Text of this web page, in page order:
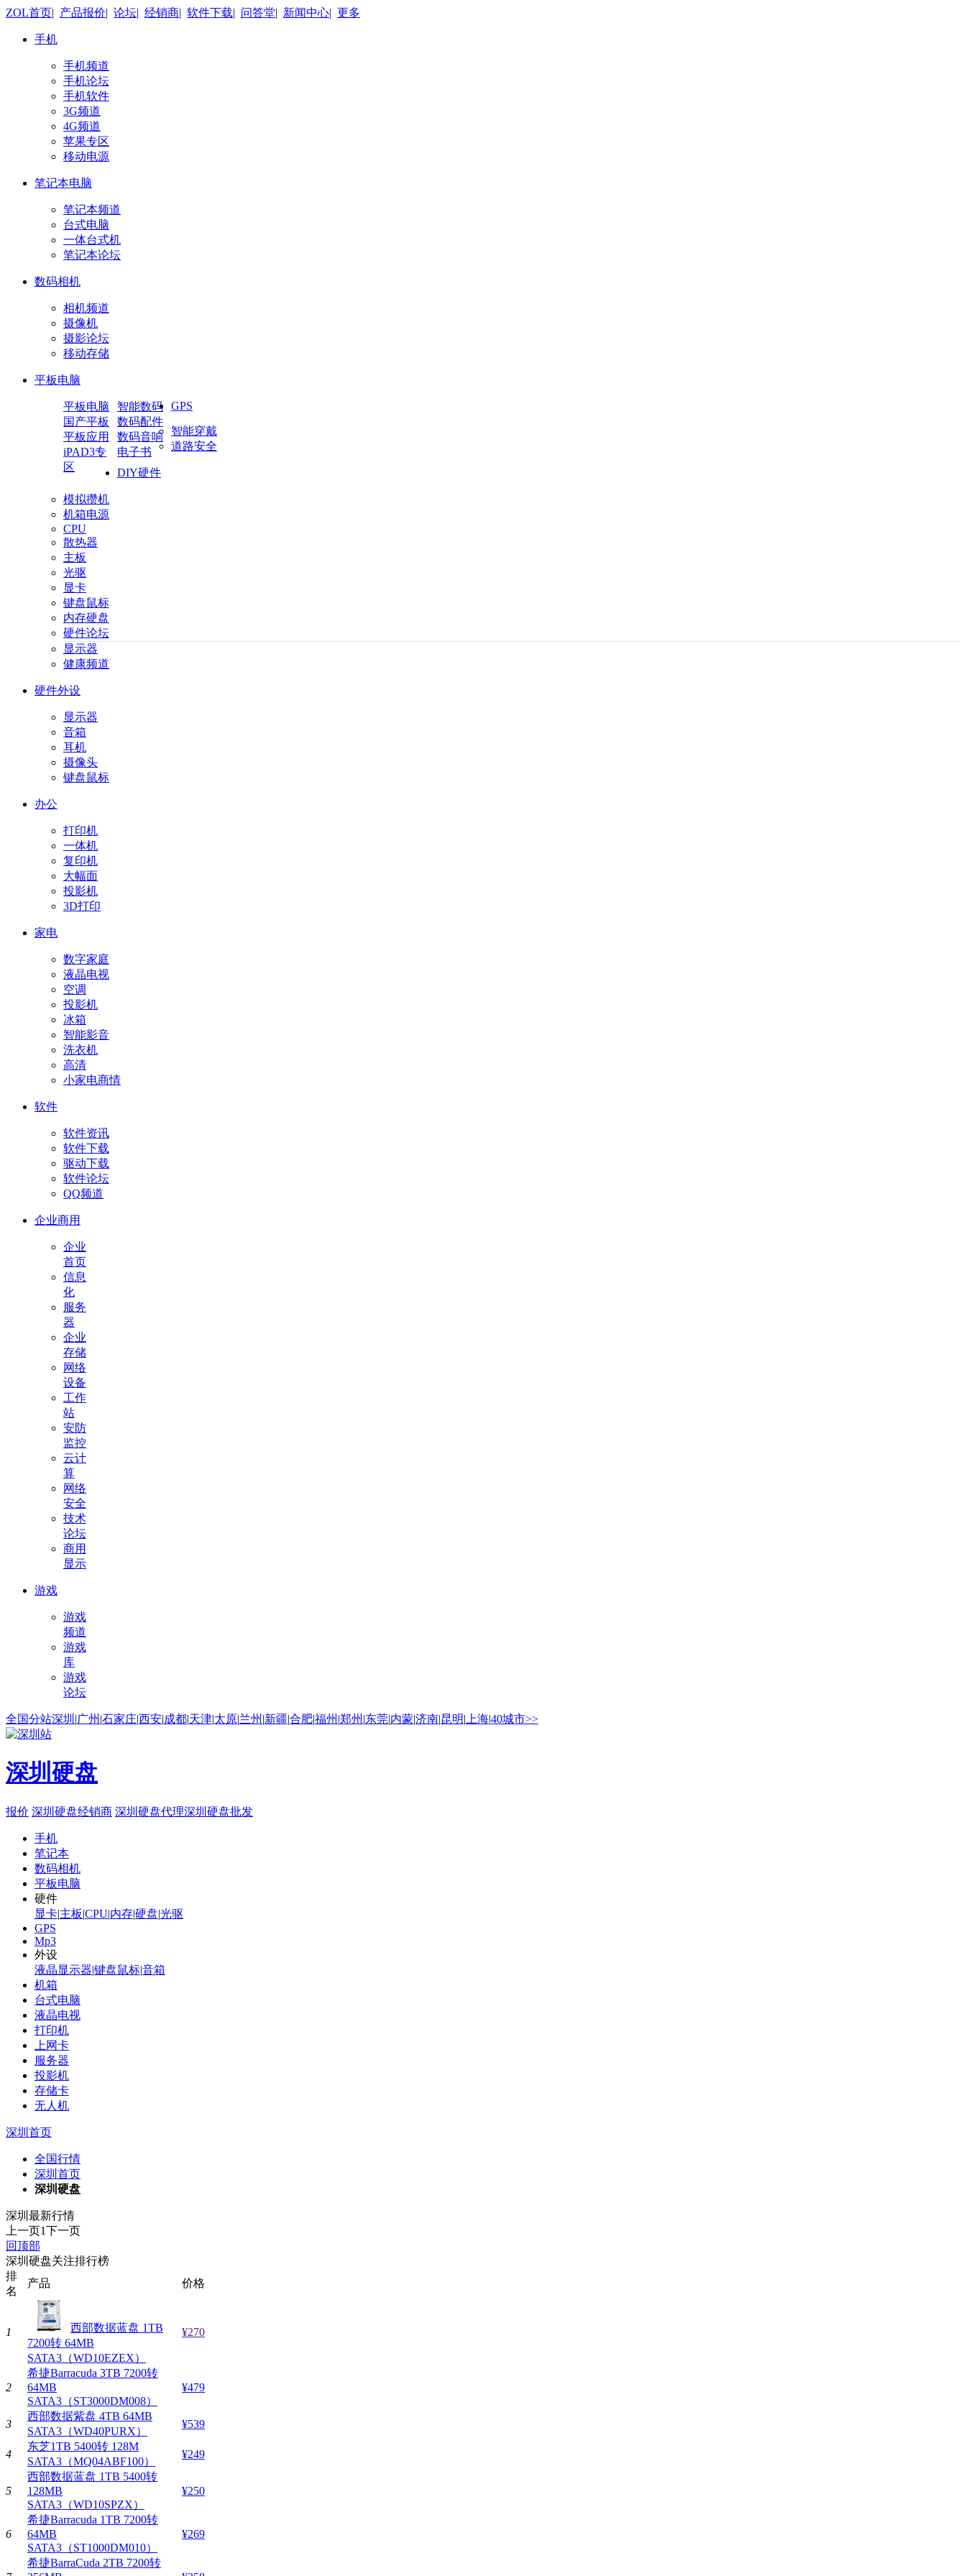
ZOL首页| 产品报价| 论坛| 经销商| 软件下载| 问答堂| 新闻中心| 更多
手机
手机频道
手机论坛
手机软件
3G频道
4G频道
苹果专区
移动电源
笔记本电脑
笔记本频道
台式电脑
一体台式机
笔记本论坛
数码相机
相机频道
摄像机
摄影论坛
移动存储
平板电脑
平板电脑
智能数码
国产平板
数码配件
平板应用
数码音响
iPAD3专
区
电子书
GPS
智能穿戴
道路安全
DIY硬件
模拟攒机
机箱电源
CPU
散热器
主板
光驱
显卡
键盘鼠标
内存硬盘
硬件论坛
显示器
健康频道
硬件外设
显示器
音箱
耳机
摄像头
键盘鼠标
办公
打印机
一体机
复印机
大幅面
投影机
3D打印
家电
数字家庭
液晶电视
空调
投影机
冰箱
智能影音
洗衣机
高清
小家电商情
软件
软件资讯
软件下载
驱动下载
软件论坛
QQ频道
企业商用
企业
首页
信息
化
服务
器
企业
存储
网络
设备
工作
站
安防
监控
云计
算
网络
安全
技术
论坛
商用
显示
游戏
游戏
频道
游戏
库
游戏
论坛
全国分站深圳 |广州 |石家庄|西安|成都|天津|太原|兰州 |新疆|合肥|福州 |郑州 |东莞|内蒙|济南|昆明| 上海|40城市>>
深圳硬盘
报价 深圳硬盘经销商 深圳硬盘代理深圳硬盘批发
手机
笔记本
数码相机
平板电脑
硬件
显卡|主板|CPU|内存|硬盘|光驱
GPS
Mp3
外设
液晶显示器|键盘鼠标|音箱
机箱
台式电脑
液晶电视
打印机
上网卡
服务器
投影机
存储卡
无人机
深圳首页
全国行情
深圳首页
深圳硬盘
深圳最新行情
上一页1下一页
回顶部
深圳硬盘关注排行榜
排
名
产品 价格
1
西部数据蓝盘 1TB
7200转 64MB
SATA3（WD10EZEX）
¥270
2
希捷Barracuda 3TB 7200转
64MB
SATA3（ST3000DM008）
¥479
3
西部数据紫盘 4TB 64MB
SATA3（WD40PURX）
¥539
4
东芝1TB 5400转 128M
SATA3（MQ04ABF100）
¥249
5
西部数据蓝盘 1TB 5400转
128MB
SATA3（WD10SPZX）
¥250
6
希捷Barracuda 1TB 7200转
64MB
SATA3（ST1000DM010）
¥269
希捷BarraCuda 2TB 7200转